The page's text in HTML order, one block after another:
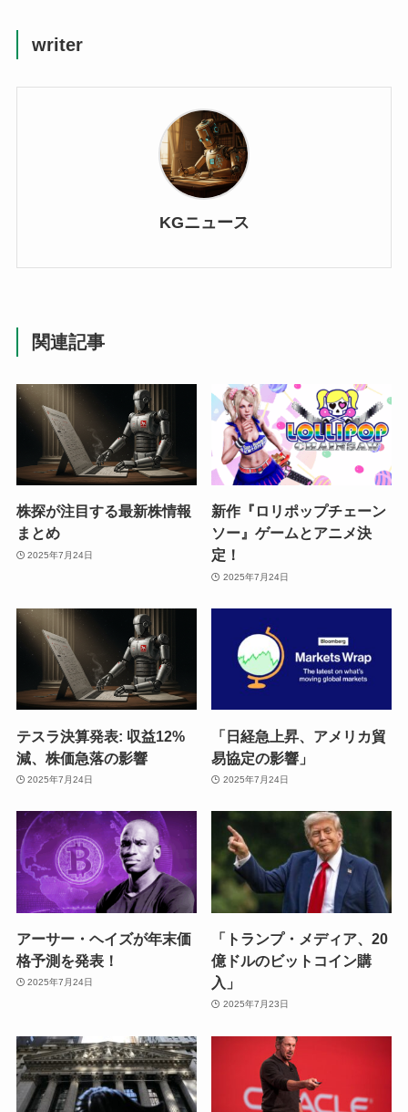
writer
KGニュース
関連記事
株探が注目する最新株情報
まとめ
2025年7月24日
新作『ロリポップチェーン
ソー』ゲームとアニメ決
定！
2025年7月24日
テスラ決算発表: 収益12%
減、株価急落の影響
2025年7月24日
「日経急上昇、アメリカ貿
易協定の影響」
2025年7月24日
アーサー・ヘイズが年末価
格予測を発表！
2025年7月24日
「トランプ・メディア、20
億ドルのビットコイン購
入」
2025年7月23日